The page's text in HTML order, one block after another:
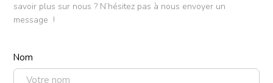
savoir plus sur nous ? N’hésitez pas à nous envoyer un
message !
Nom